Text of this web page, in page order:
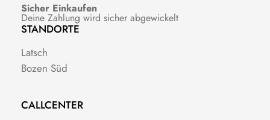
Sicher Einkaufen
Deine Zahlung wird sicher abgewickelt
STANDORTE
Latsch
Bozen Süd
CALLCENTER